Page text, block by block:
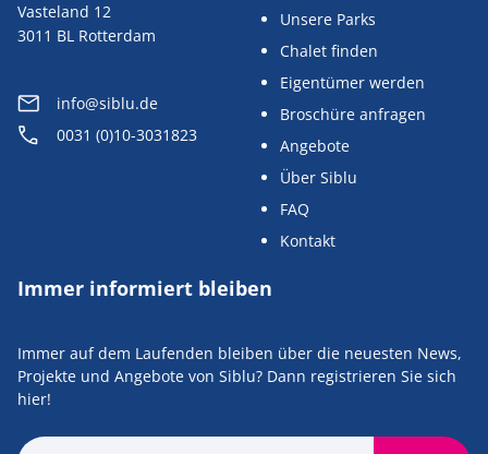
Vasteland 12
3011 BL Rotterdam
info@siblu.de
0031 (0)10-3031823
Unsere Parks
Chalet finden
Eigentümer werden
Broschüre anfragen
Angebote
Über Siblu
FAQ
Kontakt
Immer informiert bleiben
Immer auf dem Laufenden bleiben über die neuesten News,
Projekte und Angebote von Siblu? Dann registrieren Sie sich
hier!